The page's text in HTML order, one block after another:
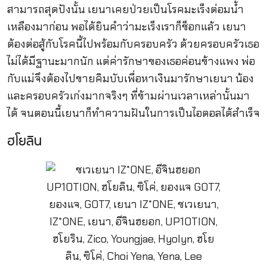
สามารถสุดปังนั้น เยนาเคยป่วยเป็นโรคมะเร็งต่อมน้ำ
เหลืองมาก่อน พอได้ยินคำว่ามะเร็งเราก็ช็อกแล้ว เยนา
ต้องต่อสู้กับโรคนี้ไปพร้อมกับครอบครัว ด้วยครอบครัวเธอ
ไม่ได้มีฐานะมากนัก แต่ค่ารักษาของเธอค่อนข้างแพง พ่อ
กับแม่จึงต้องไปขายคิมบับเพื่อหาเงินมารักษาเยนา น้อง
และครอบครัวเก่งมากจริงๆ ที่ข้ามผ่านเวลาเหล่านั้นมา
ได้ จนตอนนี้เยนาก็ทำความฝันในการเป็นไอดอลได้สำเร็จ
ฮโยลิน